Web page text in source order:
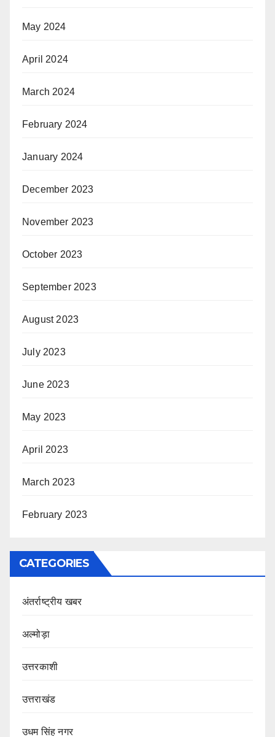
May 2024
April 2024
March 2024
February 2024
January 2024
December 2023
November 2023
October 2023
September 2023
August 2023
July 2023
June 2023
May 2023
April 2023
March 2023
February 2023
CATEGORIES
अंतर्राष्ट्रीय खबर
अल्मोड़ा
उत्तरकाशी
उत्तराखंड
उधम सिंह नगर